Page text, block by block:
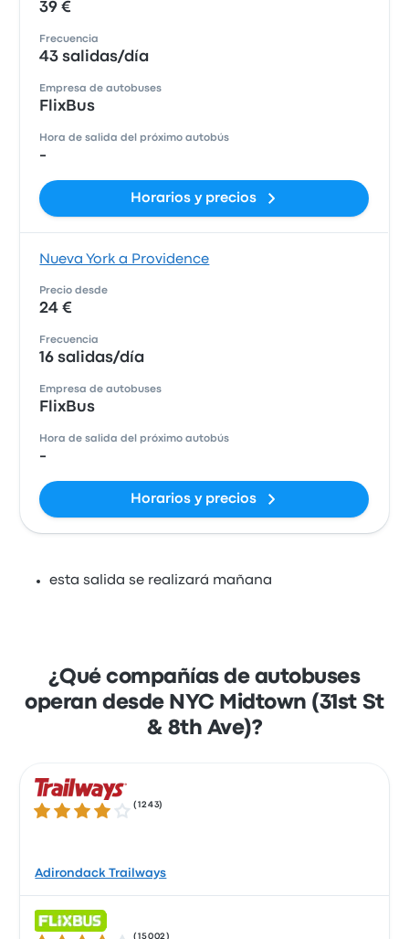
39 €
Frecuencia
43 salidas/día
Empresa de autobuses
FlixBus
Hora de salida del próximo autobús
-
Horarios y precios
Nueva York a Providence
Precio desde
24 €
Frecuencia
16 salidas/día
Empresa de autobuses
FlixBus
Hora de salida del próximo autobús
-
Horarios y precios
esta salida se realizará mañana
¿Qué compañías de autobuses
operan desde NYC Midtown (31st St
& 8th Ave)?
4.1 sobre 5 estrellas
(1243)
Adirondack Trailways
(15002 )